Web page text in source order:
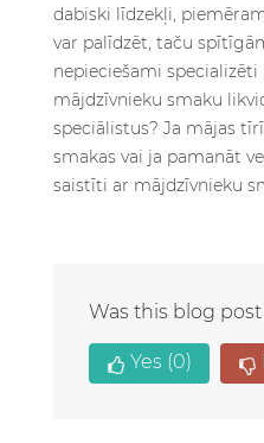
Was this blog
Yes (0)